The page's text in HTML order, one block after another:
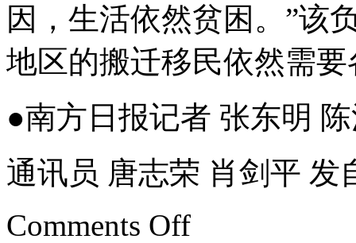
因，生活依然贫困。”该
地区的搬迁移民依然需
●南方日报记者 张东明
通讯员 唐志荣 肖剑平 发
Comments Off